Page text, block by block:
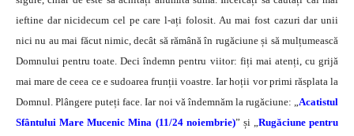
ieftine dar nicidecum cel pe care l-ați folosit. Au mai fost cazuri dar unii
nici nu au mai făcut nimic, decât să rămână în rugăciune și să mulțumească
Domnului pentru toate. Deci îndemn pentru viitor: fiți mai atenți, cu grijă
mai mare de ceea ce e sudoarea frunții voastre. Iar hoții vor primi răsplata la
Domnul. Plângere puteți face. Iar noi vă îndemnăm la rugăciune: „Acatistul
Sfântului Mare Mucenic Mina (11/24 noiembrie)” și „Rugăciune pentru